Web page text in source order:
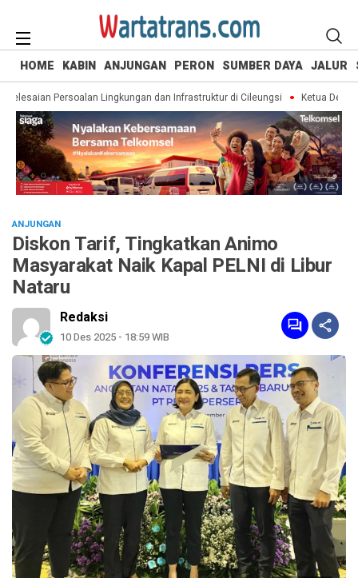
HOME KABIN ANJUNGAN PERON SUMBER DAYA JALUR
Persoalan Lingkungan dan Infrastruktur di Cileungsi Ketua Dewan
ANJUNGAN
Diskon Tarif, Tingkatkan Animo
Masyarakat Naik Kapal PELNI di Libur
Nataru
Redaksi
10 Des 2025 - 18:59 WIB